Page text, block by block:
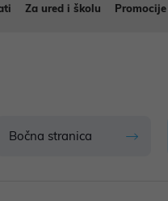
Za ured i školu Promocije
Bočna stranica